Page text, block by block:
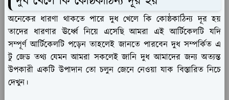
অনেকের ধারণা থাকতে পারে দুধ খেলে কি কোষ্ঠকাঠিন্য দূর হয়
তাদের ধারণার ঊর্ধ্বে নিয়ে এসেছি আমরা এই আর্টিকেলটি যদি
সম্পূর্ণ আর্টিকেলটি পড়েন তাহলেই জানতে পারবেন দুধ সম্পর্কিত এ
টু জেড তথ্য যেমন আমরা সকলেই জানি দুধ আমাদের জন্য অত্যন্ত
উপকারী একটি উপাদান তো চলুন জেনে নেওয়া যাক বিস্তারিত নিচে
দেখুন।